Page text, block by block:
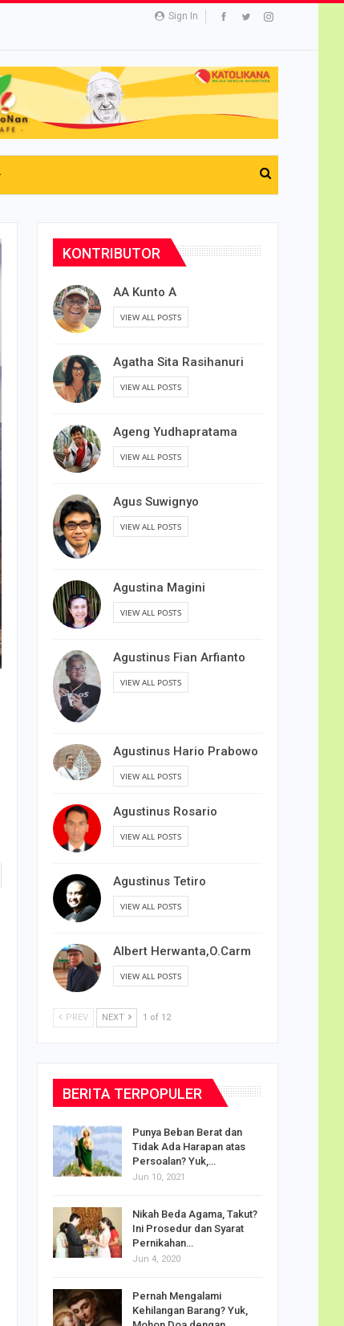
Sign In
KONTRIBUTOR
AA Kunto A
VIEW ALL POSTS
Agatha Sita Rasihanuri
VIEW ALL POSTS
Ageng Yudhapratama
VIEW ALL POSTS
Agus Suwignyo
VIEW ALL POSTS
Agustina Magini
VIEW ALL POSTS
Agustinus Fian Arfianto
VIEW ALL POSTS
Agustinus Hario Prabowo
VIEW ALL POSTS
Agustinus Rosario
VIEW ALL POSTS
Agustinus Tetiro
VIEW ALL POSTS
Albert Herwanta,O.Carm
VIEW ALL POSTS
PREV NEXT 1 of 12
BERITA TERPOPULER
Punya Beban Berat dan
Tidak Ada Harapan atas
Persoalan? Yuk,…
Jun 10, 2021
Nikah Beda Agama, Takut?
Ini Prosedur dan Syarat
Pernikahan…
Jun 4, 2020
Pernah Mengalami
Kehilangan Barang? Yuk,